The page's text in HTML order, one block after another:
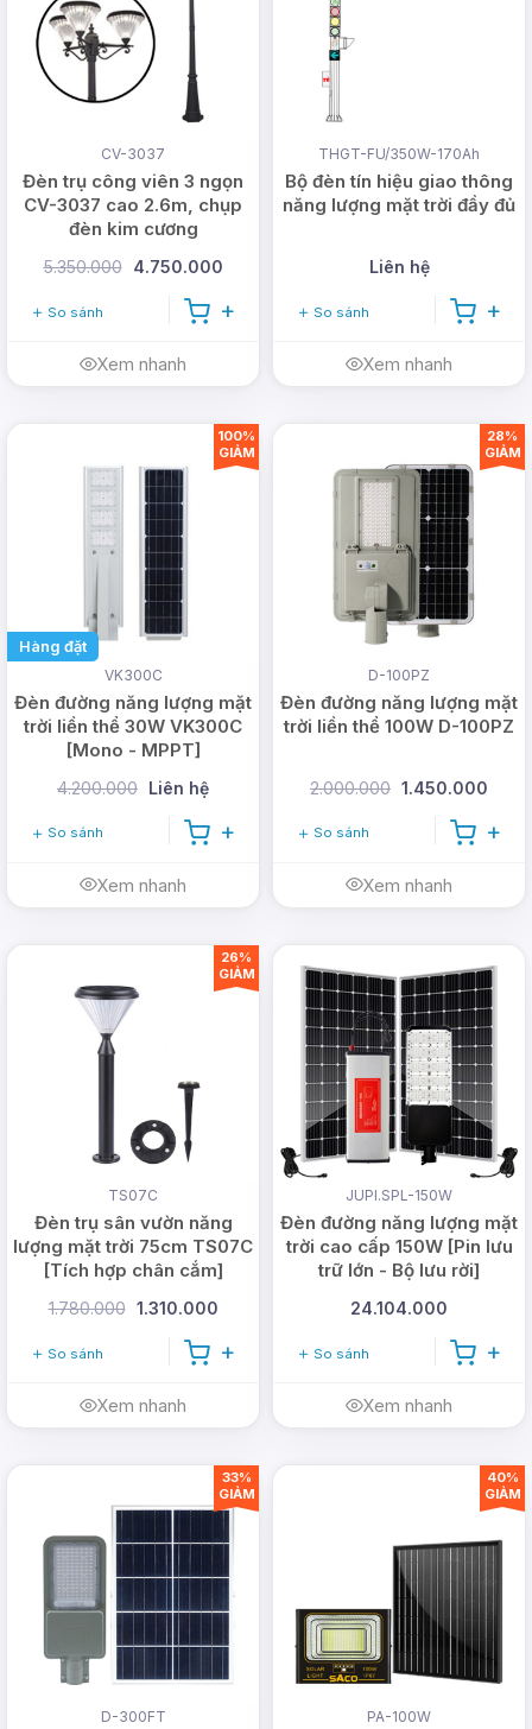
CV-3037
Đèn trụ công viên 3 ngọn
CV-3037 cao 2.6m, chụp
đèn kim cương
5.350.000 4.750.000
So sánh
Xem nhanh
THGT-FU/350W-170Ah
Bộ đèn tín hiệu giao thông
năng lượng mặt trời đầy đủ
Liên hệ
So sánh
Xem nhanh
Hàng đặt
VK300C
Đèn đường năng lượng mặt
trời liền thể 30W VK300C
[Mono - MPPT]
4.200.000 Liên hệ
So sánh
Xem nhanh
100%
GIẢM
D-100PZ
Đèn đường năng lượng mặt
trời liền thể 100W D-100PZ
2.000.000 1.450.000
So sánh
Xem nhanh
28%
GIẢM
TS07C
Đèn trụ sân vườn năng
lượng mặt trời 75cm TS07C
[Tích hợp chân cắm]
1.780.000 1.310.000
So sánh
Xem nhanh
26%
GIẢM
JUPI.SPL-150W
Đèn đường năng lượng mặt
trời cao cấp 150W [Pin lưu
trữ lớn - Bộ lưu rời]
24.104.000
So sánh
Xem nhanh
D-300FT
33%
GIẢM
PA-100W
40%
GIẢM